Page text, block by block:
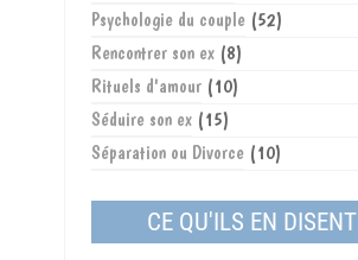
Psychologie du couple(52)
Rencontrer son ex(8)
Rituels d'amour(10)
Séduire son ex(15)
Séparation ou Divorce(10)
CE QU'ILS EN DISENT